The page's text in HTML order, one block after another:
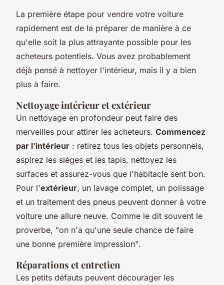
La première étape pour vendre votre voiture
rapidement est de la préparer de manière à ce
qu'elle soit la plus attrayante possible pour les
acheteurs potentiels. Vous avez probablement
déjà pensé à nettoyer l'intérieur, mais il y a bien
plus à faire.
Nettoyage intérieur et extérieur
Un nettoyage en profondeur peut faire des
merveilles pour attirer les acheteurs. Commencez
par l'intérieur : retirez tous les objets personnels,
aspirez les sièges et les tapis, nettoyez les
surfaces et assurez-vous que l'habitacle sent bon.
Pour l'extérieur, un lavage complet, un polissage
et un traitement des pneus peuvent donner à votre
voiture une allure neuve. Comme le dit souvent le
proverbe, "on n'a qu'une seule chance de faire
une bonne première impression".
Réparations et entretien
Les petits défauts peuvent décourager les